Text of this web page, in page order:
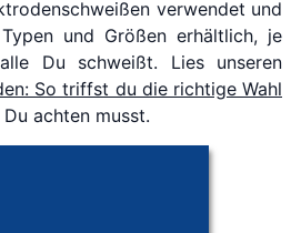
verwendet und
und Größen erhältlich, je
Du schweißt. Lies unseren
So triffst du die richtige Wahl
achten musst.